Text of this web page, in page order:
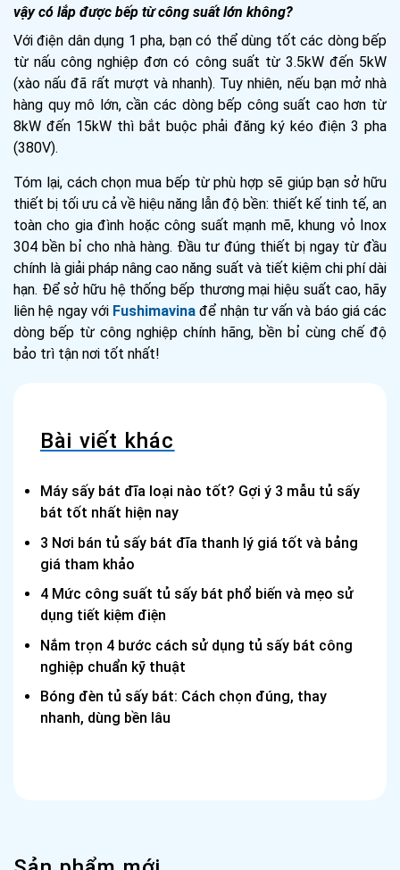
vậy có lắp được bếp từ công suất lớn không?
Với điện dân dụng 1 pha, bạn có thể dùng tốt các dòng bếp
từ nấu công nghiệp đơn có công suất từ 3.5kW đến 5kW
(xào nấu đã rất mượt và nhanh). Tuy nhiên, nếu bạn mở nhà
hàng quy mô lớn, cần các dòng bếp công suất cao hơn từ
8kW đến 15kW thì bắt buộc phải đăng ký kéo điện 3 pha
(380V).
Tóm lại, cách chọn mua bếp từ phù hợp sẽ giúp bạn sở hữu
thiết bị tối ưu cả về hiệu năng lẫn độ bền: thiết kế tinh tế, an
toàn cho gia đình hoặc công suất mạnh mẽ, khung vỏ Inox
304 bền bỉ cho nhà hàng. Đầu tư đúng thiết bị ngay từ đầu
chính là giải pháp nâng cao năng suất và tiết kiệm chi phí dài
hạn. Để sở hữu hệ thống bếp thương mại hiệu suất cao, hãy
liên hệ ngay với Fushimavina để nhận tư vấn và báo giá các
dòng bếp từ công nghiệp chính hãng, bền bỉ cùng chế độ
bảo trì tận nơi tốt nhất!
Bài viết khác
Máy sấy bát đĩa loại nào tốt? Gợi ý 3 mẫu tủ sấy
bát tốt nhất hiện nay
3 Nơi bán tủ sấy bát đĩa thanh lý giá tốt và bảng
giá tham khảo
4 Mức công suất tủ sấy bát phổ biến và mẹo sử
dụng tiết kiệm điện
Nắm trọn 4 bước cách sử dụng tủ sấy bát công
nghiệp chuẩn kỹ thuật
Bóng đèn tủ sấy bát: Cách chọn đúng, thay
nhanh, dùng bền lâu